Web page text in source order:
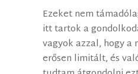
Ezeket nem
itt tartok a
vagyok azzal, hogy a
erősen limitált, és